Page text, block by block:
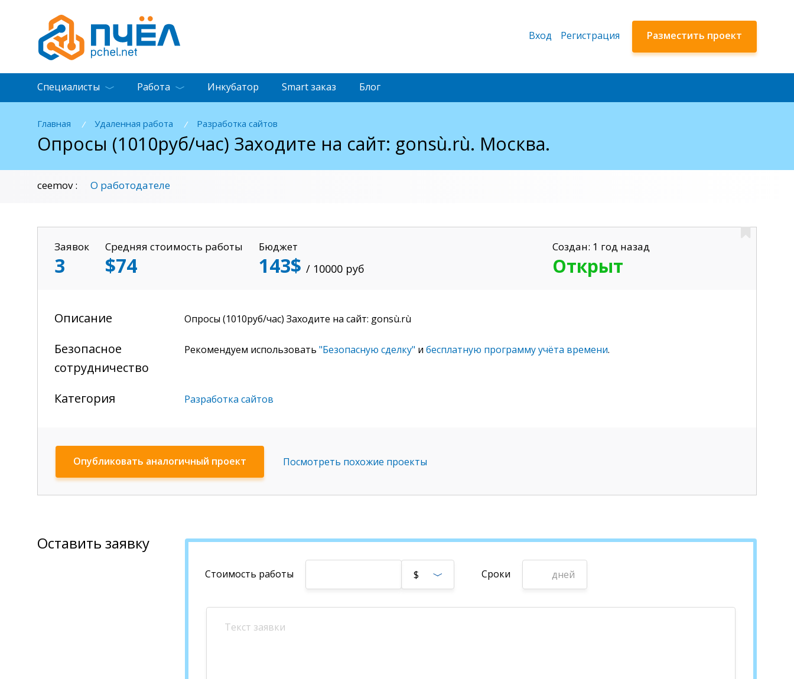
Главная / Удаленная работа / Разработка сайтов
Oпpocы (1010pyб/чaс) Заходитe на сaйт: gonsù.rù. Москва.
ceemov : О работодателе
Заявок
3
Средняя стоимость работы
$74
Бюджет
143$ / 10000 руб
Создан: 1 год назад
Открыт
Описание Oпpocы (1010pyб/чaс) Заходитe на сaйт: gonsù.rù
Безопасное
сотрудничество
Рекомендуем использовать "Безопасную сделку" и бесплатную программу учёта времени.
Категория Разработка сайтов
Опубликовать аналогичный проект Посмотреть похожие проекты
Оставить заявку
Стоимость работы $ Сроки дней
Вход Регистрация Разместить проект
Специалисты Работа Инкубатор Smartзаказ Блог